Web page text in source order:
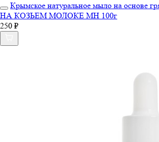
Крымское натуральное мыло на основе
НА КОЗЬЕМ МОЛОКЕ МН 100г
250 ₽